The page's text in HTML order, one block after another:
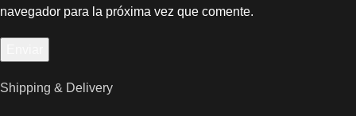
navegador para la próxima vez que comente.
Shipping & Delivery